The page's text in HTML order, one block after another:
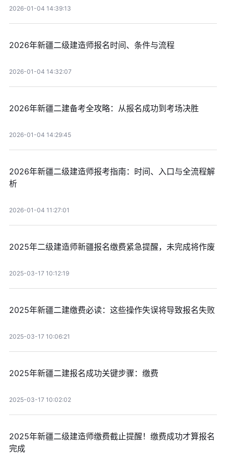
2026-01-04 14:39:13
2026年新疆二级建造师报名时间、条件与流程
2026-01-04 14:32:07
2026年新疆二建备考全攻略：从报名成功到考场决胜
2026-01-04 14:29:45
2026年新疆二级建造师报考指南：时间、入口与全流程解
析
2026-01-04 11:27:01
2025年二级建造师新疆报名缴费紧急提醒，未完成将作废
2025-03-17 10:12:19
2025年新疆二建缴费必读：这些操作失误将导致报名失败
2025-03-17 10:06:21
2025年新疆二建报名成功关键步骤：缴费
2025-03-17 10:02:02
2025年新疆二级建造师缴费截止提醒！缴费成功才算报名
完成